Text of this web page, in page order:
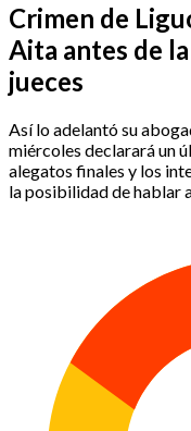
Crimen de
Aita antes de
jueces
Así lo adelantó su
miércoles declarará un
alegatos finales y los
la posibilidad de hablar